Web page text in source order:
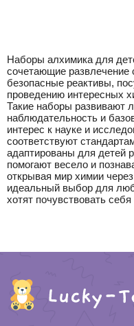
Наборы алхимика для
сочетающие развлечение
безопасные реактивы,
проведению интересных
Такие наборы развивают
наблюдательность и
интерес к науке и
соответствуют
адаптированы для детей
помогают весело и
открывая мир химии
идеальный выбор для
хотят почувствовать